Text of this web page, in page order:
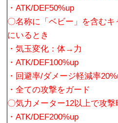
・ATK/DEF50%up
〇名称に「ベビー」を含む
にいるとき
・気玉変化：体→力
・ATK/DEF100%up
・回避率/ダメージ軽減率
・全ての攻撃をガード
〇気力メーター12以上で攻撃
・ATK/DEF200%up